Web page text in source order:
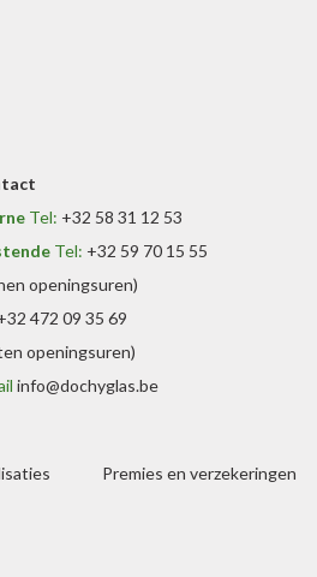
Tel: +32 58 31 12 53
Tel: +32 59 70 15 55
openingsuren)
472 09 35 69
openingsuren)
info@dochyglas.be
Premies en verzekeringen